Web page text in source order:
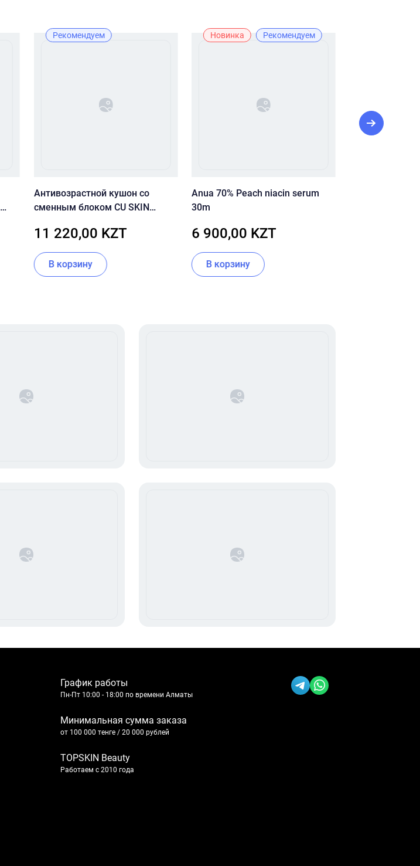
Рекомендуем
Антивозрастной кушон со
сменным блоком CU SKIN
PACT (SPF50+/PA+++) 23 тон
11 220,00 KZT
В корзину
Новинка Рекомендуем
Anua 70% Peach niacin serum
30m
6 900,00 KZT
В корзину
График работы
Пн-Пт 10:00 - 18:00 по времени Алматы
Минимальная сумма заказа
от 100 000 тенге / 20 000 рублей
TOPSKIN Beauty
Работаем с 2010 года